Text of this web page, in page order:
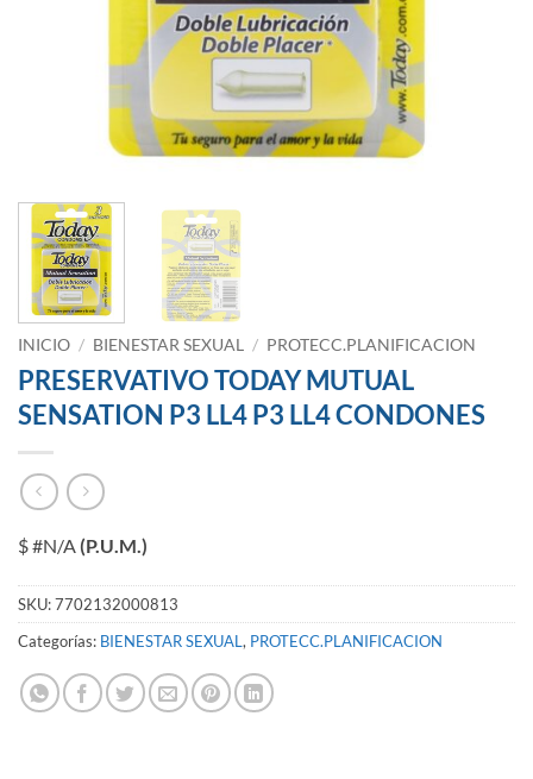
INICIO / BIENESTAR SEXUAL / PROTECC.PLANIFICACION
PRESERVATIVO TODAY MUTUAL
SENSATION P3 LL4 P3 LL4 CONDONES
$ #N/A (P.U.M.)
SKU:7702132000813
Categorías: BIENESTAR SEXUAL, PROTECC.PLANIFICACION